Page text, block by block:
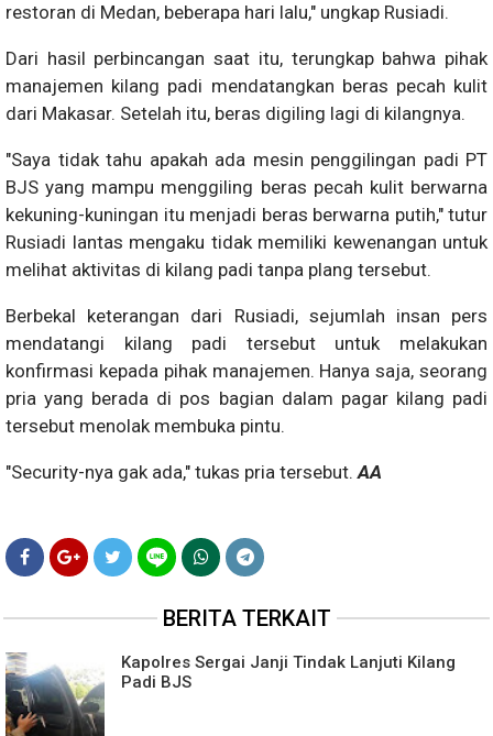
restoran di Medan, beberapa hari lalu," ungkap Rusiadi.
Dari hasil perbincangan saat itu, terungkap bahwa pihak
manajemen kilang padi mendatangkan beras pecah kulit
dari Makasar. Setelah itu, beras digiling lagi di kilangnya.
"Saya tidak tahu apakah ada mesin penggilingan padi PT
BJS yang mampu menggiling beras pecah kulit berwarna
kekuning-kuningan itu menjadi beras berwarna putih," tutur
Rusiadi lantas mengaku tidak memiliki kewenangan untuk
melihat aktivitas di kilang padi tanpa plang tersebut.
Berbekal keterangan dari Rusiadi, sejumlah insan pers
mendatangi kilang padi tersebut untuk melakukan
konfirmasi kepada pihak manajemen. Hanya saja, seorang
pria yang berada di pos bagian dalam pagar kilang padi
tersebut menolak membuka pintu.
"Security-nya gak ada," tukas pria tersebut.AA
BERITA TERKAIT
Kapolres Sergai Janji Tindak Lanjuti Kilang
Padi BJS